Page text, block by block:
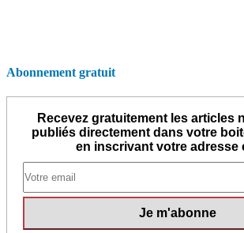
Abonnement gratuit
Recevez gratuitement les articles
publiés directement dans votre
en inscrivant votre adresse